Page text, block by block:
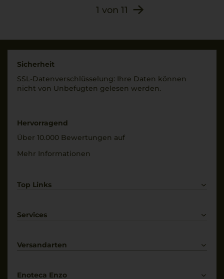
1 von 11
Sicherheit
SSL-Daten­verschlüs­selung: Ihre Daten können
nicht von Unbe­fugten gelesen werden.
Hervorragend
Über 10.000 Bewertungen auf
Mehr Informationen
Top Links
Weißwein
Services
Kontakt
Versandarten
Enoteca Enzo